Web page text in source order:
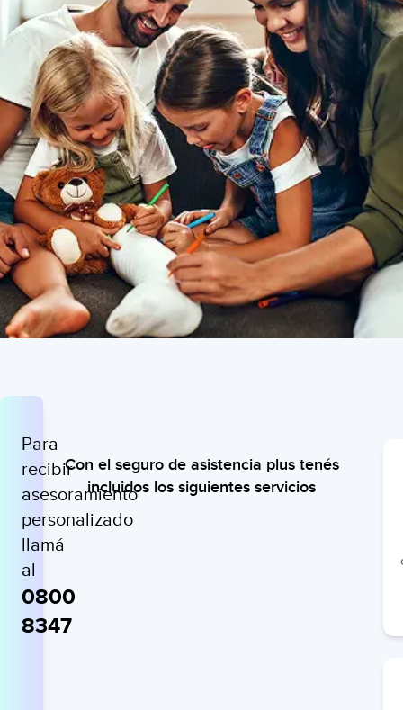
Para
recibir
asesoramiento
personalizado
llamá
al
0800
8347
Con el seguro de asistencia plus tenés
incluidos los siguientes servicios